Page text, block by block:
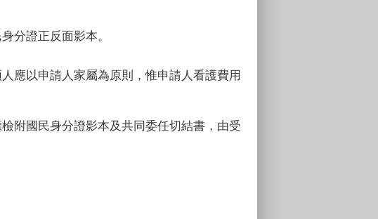
分證正反面影本。
應以申請人家屬為原則，惟申請人看護費用
附國民身分證影本及共同委任切結書，由受